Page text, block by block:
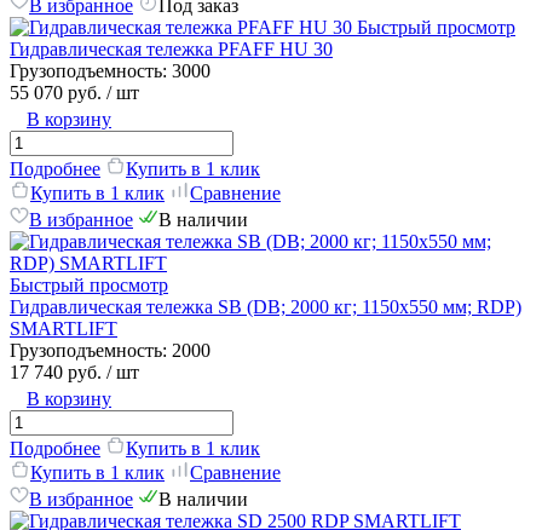
В избранное
Под заказ
Быстрый просмотр
Гидравлическая тележка PFAFF HU 30
Грузоподъемность: 3000
55 070 руб. / шт
В корзину
Подробнее
Купить в 1 клик
Купить в 1 клик
Сравнение
В избранное
В наличии
Быстрый просмотр
Гидравлическая тележка SB (DB; 2000 кг; 1150х550 мм; RDP)
SMARTLIFT
Грузоподъемность: 2000
17 740 руб. / шт
В корзину
Подробнее
Купить в 1 клик
Купить в 1 клик
Сравнение
В избранное
В наличии